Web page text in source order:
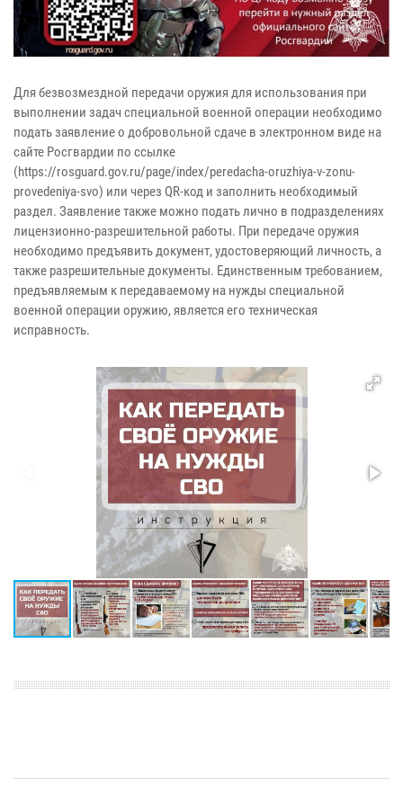
Для безвозмездной передачи оружия для использования при
выполнении задач специальной военной операции необходимо
подать заявление о добровольной сдаче в электронном виде на
сайте Росгвардии по ссылке
(https://rosguard.gov.ru/page/index/peredacha-oruzhiya-v-zonu-
provedeniya-svo) или через QR-код и заполнить необходимый
раздел. Заявление также можно подать лично в подразделениях
лицензионно-разрешительной работы. При передаче оружия
необходимо предъявить документ, удостоверяющий личность, а
также разрешительные документы. Единственным требованием,
предъявляемым к передаваемому на нужды специальной
военной операции оружию, является его техническая
исправность.